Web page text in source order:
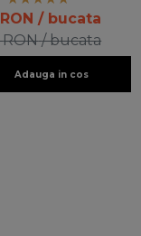
RON / bucata
RON / bucata
Adauga in cos